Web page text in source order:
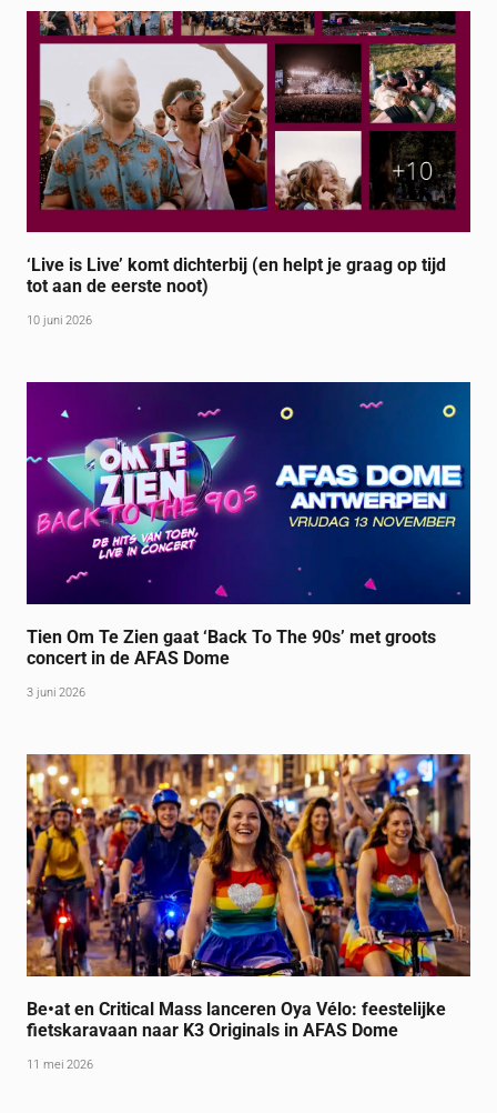
‘Live is Live’ komt dichterbij (en helpt je graag op tijd
tot aan de eerste noot)
10 juni 2026
Tien Om Te Zien gaat ‘Back To The 90s’ met groots
concert in de AFAS Dome
3 juni 2026
Be•at en Critical Mass lanceren Oya Vélo: feestelijke
fietskaravaan naar K3 Originals in AFAS Dome
11 mei 2026